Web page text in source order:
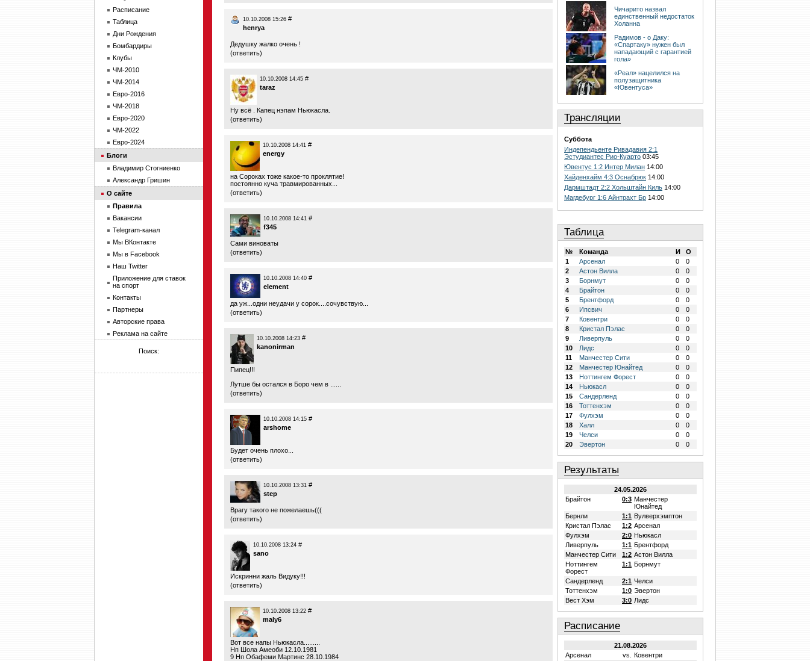
10.10.2008 15:26 #
henrya
Дедушку жалко очень !
(ответить)
10.10.2008 14:45 #
taraz
Ну всё . Капец нэпам Ньюкасла.
(ответить)
10.10.2008 14:41 #
energy
на Сороках тоже какое-то проклятие!
постоянно куча травмированных...
(ответить)
10.10.2008 14:41 #
f345
Сами виноваты
(ответить)
10.10.2008 14:40 #
element
да уж...одни неудачи у сорок....сочувствую...
(ответить)
10.10.2008 14:23 #
kanonirman
Пипец!!!
Лутше бы остался в Боро чем в ......
(ответить)
10.10.2008 14:15 #
arshome
Будет очень плохо...
(ответить)
10.10.2008 13:31 #
step
Врагу такого не пожелаешь(((
(ответить)
10.10.2008 13:24 #
sano
Искринни жаль Видуку!!!
(ответить)
10.10.2008 13:22 #
maly6
Вот все напы Ньюкасла.........
Нп Шола Амеоби 12.10.1981
9 Нп Обафеми Мартинс 28.10.1984
Чичарито назвал
единственный недостаток
Холанна
Радимов - о Даку:
«Спартаку» нужен был
нападающий с гарантией
гола»
«Реал» нацелился на
полузащитника
«Ювентуса»
Трансляции
Суббота
Индепендьенте Ривадавия 2:1
Эстудиантес Рио-Куарто 03:45
Ювентус 1:2 Интер Милан 14:00
Хайденхайм 4:3 Оснабрюк 14:00
Дармштадт 2:2 Хольштайн Киль 14:00
Магдебург 1:6 Айнтрахт Бр 14:00
Таблица
№ Команда И
О
1
Арсенал 0
0
2
Астон Вилла 0
0
3
Борнмут 0
0
4
Брайтон 0
0
5
Брентфорд 0
0
6
Ипсвич 0
0
7
Ковентри 0
0
8
Кристал Пэлас 0
0
9
Ливерпуль 0
0
10
Лидс 0
0
11
Манчестер Сити 0
0
12
Манчестер Юнайтед 0
0
13
Ноттингем Форест 0
0
14
Ньюкасл 0
0
15
Сандерленд 0
0
16
Тоттенхэм 0
0
17
Фулхэм 0
0
18
Халл 0
0
19
Челси 0
0
20
Эвертон 0 0
Результаты
24.05.2026
Брайтон
0:3 Манчестер
Юнайтед
Бернли
1:1 Вулверхэмптон
Кристал Пэлас
1:2 Арсенал
Фулхэм
2:0 Ньюкасл
Ливерпуль
1:1 Брентфорд
Манчестер Сити
1:2 Астон Вилла
Ноттингем
Форест
1:1 Борнмут
Сандерленд 2:1 Челси
Тоттенхэм
1:0 Эвертон
Вест Хэм
3:0 Лидс
Расписание
21.08.2026
Арсенал
vs. Ковентри
Расписание
Таблица
Дни Рождения
Бомбардиры
Клубы
ЧМ-2010
ЧМ-2014
Евро-2016
ЧМ-2018
Евро-2020
ЧМ-2022
Евро-2024
Блоги
Владимир Стогниенко
Александр Гришин
О сайте
Правила
Вакансии
Telegram-канал
Мы ВКонтакте
Мы в Facebook
Наш Twitter
Приложение для ставок
на спорт
Контакты
Партнеры
Авторские права
Реклама на сайте
Поиск: